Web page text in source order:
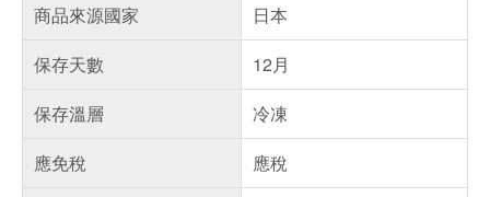
商品來源國家
日本
保存天數
12月
保存溫層
冷凍
應免稅
應稅